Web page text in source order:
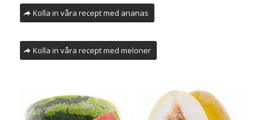
Kolla in våra recept med ananas
Kolla in våra recept med meloner